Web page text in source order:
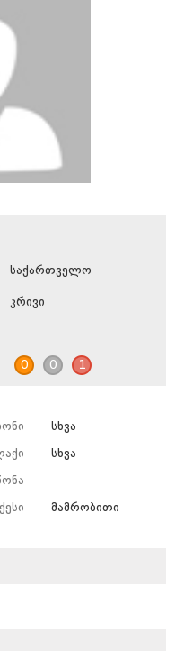
საქართველო
კრივი
0 0 1
სხვა
სხვა
მამრობითი